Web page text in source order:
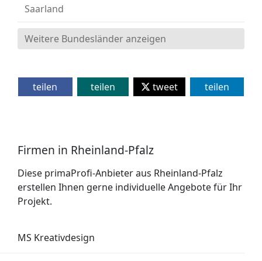
Saarland
Weitere Bundesländer anzeigen
teilen teilen tweet teilen
Firmen in Rheinland-Pfalz
Diese primaProfi-Anbieter aus Rheinland-Pfalz
erstellen Ihnen gerne individuelle Angebote für Ihr
Projekt.
MS Kreativdesign